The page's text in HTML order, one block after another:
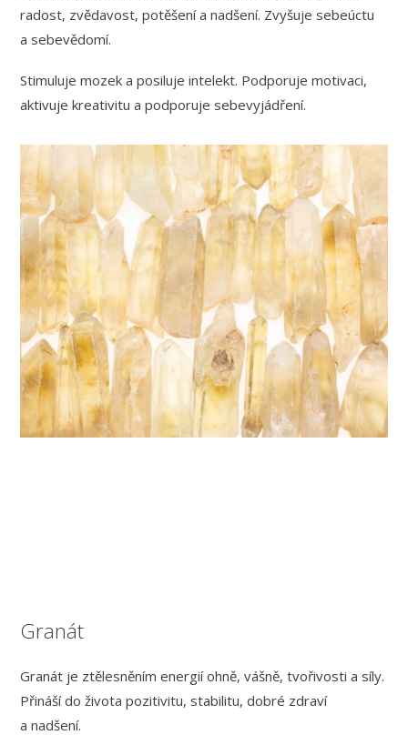
radost, zvědavost, potěšení a nadšení. Zvyšuje sebeúctu
a sebevědomí.
Stimuluje mozek a posiluje intelekt. Podporuje motivaci,
aktivuje kreativitu a podporuje sebevyjádření.
Granát
Granát je ztělesněním energií ohně, vášně, tvořivosti a síly.
Přináší do života pozitivitu, stabilitu, dobré zdraví
a nadšení.